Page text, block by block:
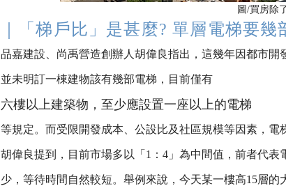
圖/買房除
｜「梯戶比」是甚麼? 單層電梯要幾
品嘉建設、尚禹營造創辦人胡偉良指出，這幾年因都市
並未明訂一棟建物該有幾部電梯，目前僅有
六樓以上建築物，至少應設置一座以上的電梯
等規定。而受限開發成本、公設比及社區規模等因素，電
胡偉良提到，目前市場多以「1：4」為中間值，前者代
少，等待時間自然較短。舉例來說，今天某一樓高15層